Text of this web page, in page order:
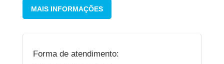
MAIS INFORMAÇÕES
Forma de atendimento: